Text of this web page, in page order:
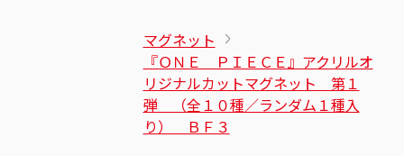
マグネット
『ＯＮＥ ＰＩＥＣＥ』アクリルオ
リジナルカットマグネット 第１
弾 （全１０種／ランダム１種入
り） ＢＦ３